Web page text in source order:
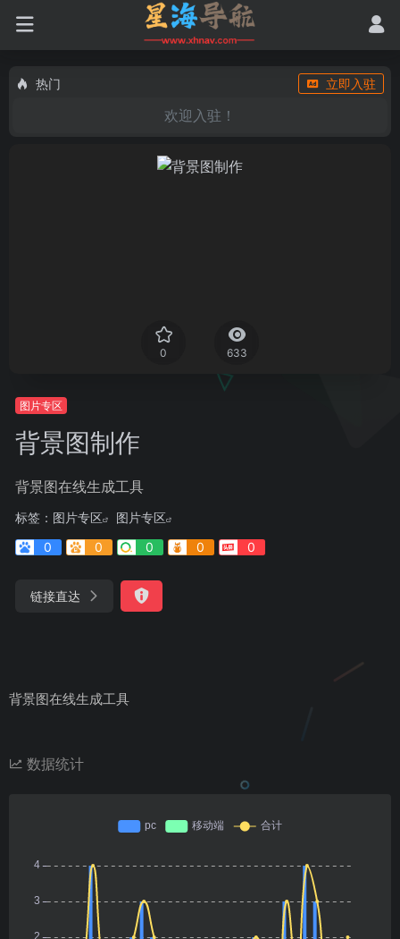
热门 立即入驻
欢迎入驻！
0 633
图片专区
背景图制作
背景图在线生成工具
标签： 图片专区
图片专区
0
0 0 0 0
链接直达
背景图在线生成工具
数据统计